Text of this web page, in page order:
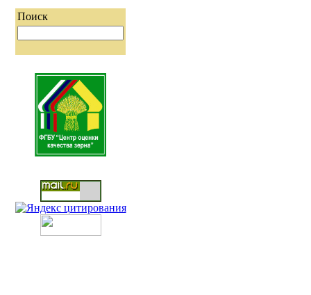
Поиск